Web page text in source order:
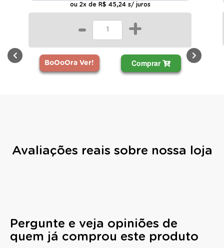
ou 2x de R$ 45,24 s/ juros
- +
BoOoOra Ver! Comprar
Avaliações reais sobre nossa loja
Pergunte e veja opiniões de
quem já comprou este produto